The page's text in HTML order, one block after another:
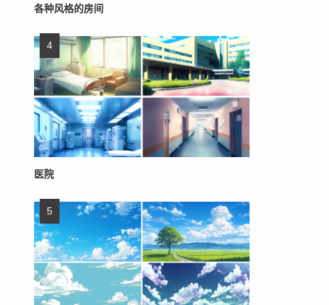
各种风格的房间
医院